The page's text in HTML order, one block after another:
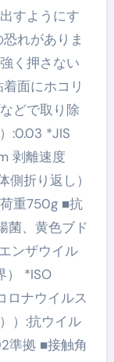
すようにす
れがありま
く押さない
面にホコリ
どで取り除
:0.03 *JIS
剥離速度
折り返し）
重750g ■抗
菌、黄色ブド
ンザウイル
） *ISO
ロナウイルス
）:抗ウイル
準拠 ■接触角